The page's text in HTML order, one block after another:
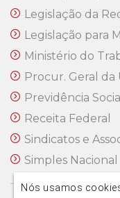
Legislação da
Legislação para
Ministério do
Procur. Geral da
Previdência Social
Receita Federal
Sindicatos e
Simples Nacional
Nós usamos